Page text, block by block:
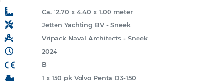
Ca. 12.70 x 4.40 x 1.00 meter
Jetten Yachting BV - Sneek
Vripack Naval Architects - Sneek
2024
B
1 x 150 pk Volvo Penta D3-150